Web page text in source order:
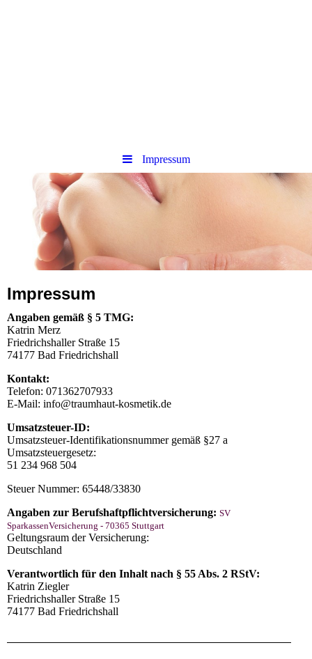
Impressum
Impressum
Angaben gemäß § 5 TMG:
Katrin Merz
Friedrichshaller Straße 15
74177 Bad Friedrichshall
Kontakt:
Telefon: 071362707933
E-Mail: info@traumhaut-kosmetik.de
Umsatzsteuer-ID:
Umsatzsteuer-Identifikationsnummer gemäß §27 a
Umsatzsteuergesetz:
51 234 968 504
Steuer Nummer: 65448/33830
Angaben zur Berufshaftpflichtversicherung: SV
SparkassenVersicherung - 70365 Stuttgart
Geltungsraum der Versicherung:
Deutschland
Verantwortlich für den Inhalt nach § 55 Abs. 2 RStV:
Katrin Ziegler
Friedrichshaller Straße 15
74177 Bad Friedrichshall